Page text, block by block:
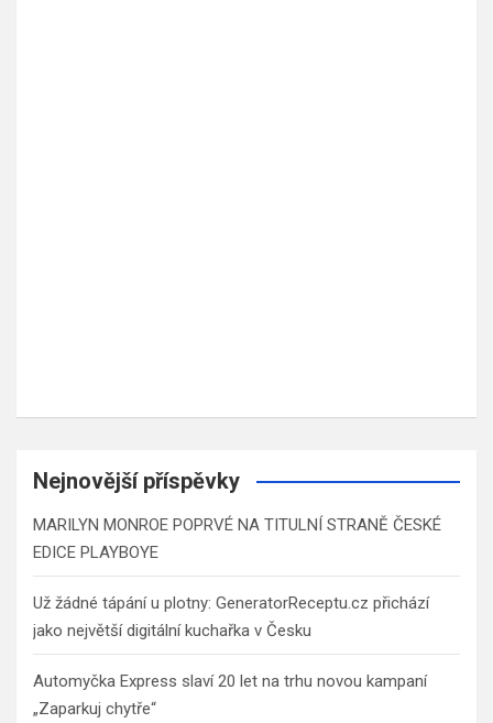
Nejnovější příspěvky
MARILYN MONROE POPRVÉ NA TITULNÍ STRANĚ ČESKÉ
EDICE PLAYBOYE
Už žádné tápání u plotny: GeneratorReceptu.cz přichází
jako největší digitální kuchařka v Česku
Automyčka Express slaví 20 let na trhu novou kampaní
„Zaparkuj chytře“